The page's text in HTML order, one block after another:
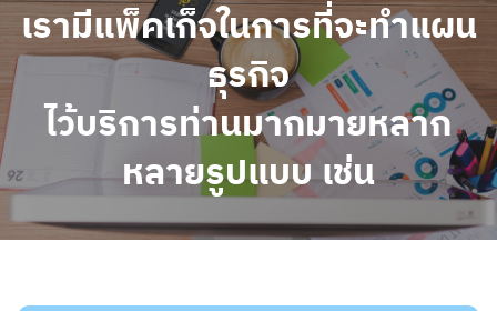
เรามีแพ็คเก็จในการที่จะทำแผน
ธุรกิจ
ไว้บริการท่านมากมายหลาก
หลายรูปแบบ เช่น